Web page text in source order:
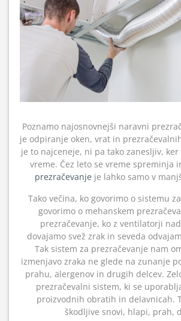
Poznamo najosnovnejši naravni
je odpiranje oken, vrat in
je to najceneje, ni pa tako zanesljiv,
vreme. Čez leto se vreme spreminja
prezračevanje je lahko samo v
Tako večina, ko govorimo o sistemu
govorimo o mehanskem
prezračevanje, ko z ventilatorji
dovajamo svež zrak in seveda
Tak sistem za prezračevanje nam
izmenjavo zraka ne glede na zunanje
prahu, alergenov in drugih delcev.
prezračevalni sistem, ki se
proizvodnih obratih in delavnicah.
škodljive snovi, hlapi, prah,